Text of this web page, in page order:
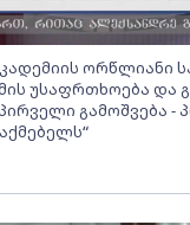
ორწლიანი
უსაფრთხოება და
გამოშვება -